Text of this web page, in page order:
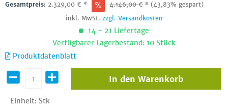
Gesamtpreis: 2.329,00 € * 4.146,00€ * (43,83% gespart)
inkl. MwSt. zzgl. Versandkosten
14 - 21 Liefertage
Verfügbarer Lagerbestand: 10 Stück
Produktdatenblatt
Einheit: Stk
In den Warenkorb